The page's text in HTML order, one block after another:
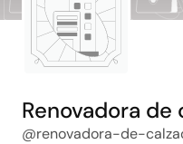
Renovadora de
@renovadora-de-